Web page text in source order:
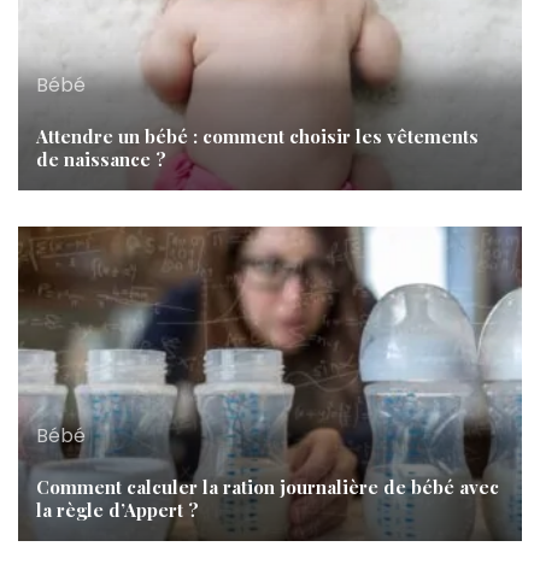
Bébé
Attendre un bébé : comment choisir les vêtements
de naissance ?
Bébé
Comment calculer la ration journalière de bébé avec
la règle d’Appert ?
Bébé